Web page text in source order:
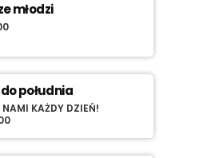
młodzi
południa
KAŻDY DZIEŃ!